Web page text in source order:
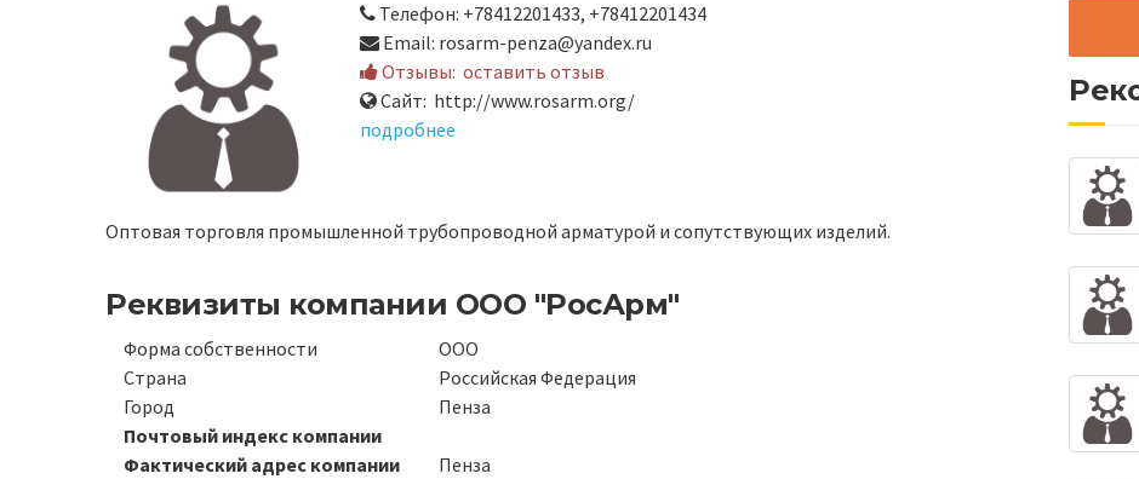
Телефон: +78412201433, +78412201434
Email: rosarm-penza@yandex.ru
Отзывы: оставить отзыв
Сайт: http://www.rosarm.org/
подробнее
Оптовая торговля промышленной трубопроводной арматурой и сопутствующих изделий.
Реквизиты компании ООО "РосАрм"
Форма собственности
ООО
Страна
Российская Федерация
Город
Пенза
Почтовый индекс компании
Фактический адрес компании
Пенза